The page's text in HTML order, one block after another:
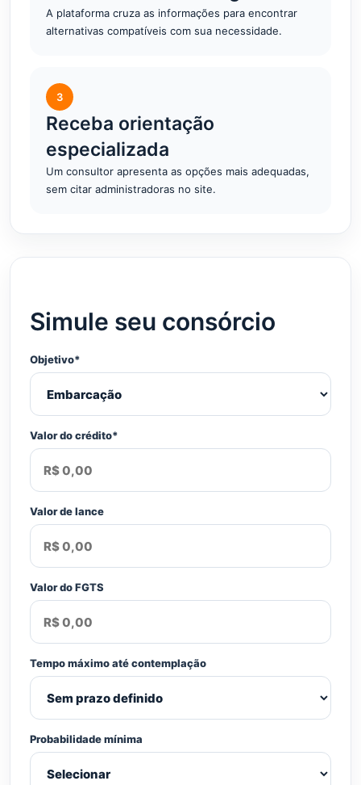
A plataforma cruza as informações para encontrar
alternativas compatíveis com sua necessidade.
3
Receba orientação
especializada
Um consultor apresenta as opções mais adequadas,
sem citar administradoras no site.
Simule seu consórcio
Objetivo*
Valor do crédito*
Valor de lance
Valor do FGTS
Tempo máximo até contemplação
Probabilidade mínima